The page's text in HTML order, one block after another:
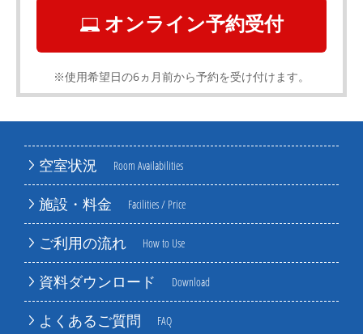
空室状況 Room Availabilities
施設・料金 Facilities / Price
ご利用の流れ How to Use
資料ダウンロード Download
よくあるご質問 FAQ
オンライン予約受付
※使用希望日の6ヵ月前から予約を受け付けます。